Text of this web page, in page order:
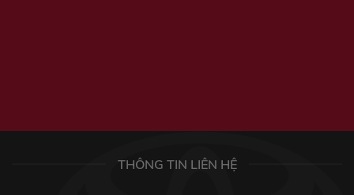
THÔNG TIN LIÊN HỆ